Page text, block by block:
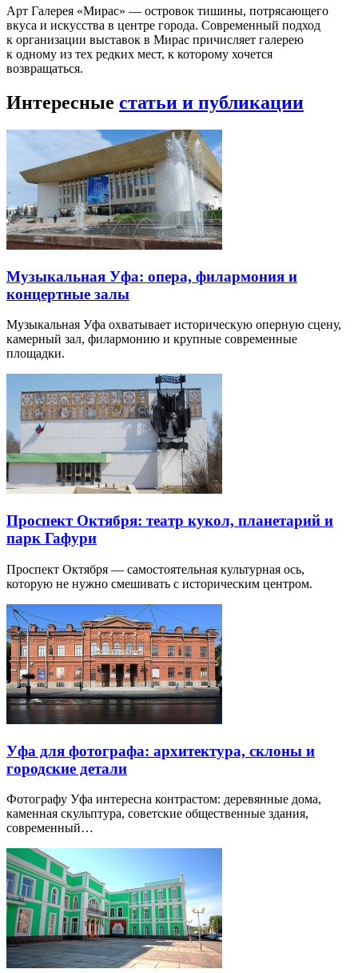
Арт Галерея «Мирас» — островок тишины, потрясающего
вкуса и искусства в центре города. Современный подход
к организации выставок в Мирас причисляет галерею
к одному из тех редких мест, к которому хочется
возвращаться.
Интересные статьи и публикации
Музыкальная Уфа: опера, филармония и
концертные залы
Музыкальная Уфа охватывает историческую оперную сцену,
камерный зал, филармонию и крупные современные
площадки.
Проспект Октября: театр кукол, планетарий и
парк Гафури
Проспект Октября — самостоятельная культурная ось,
которую не нужно смешивать с историческим центром.
Уфа для фотографа: архитектура, склоны и
городские детали
Фотографу Уфа интересна контрастом: деревянные дома,
каменная скульптура, советские общественные здания,
современный…